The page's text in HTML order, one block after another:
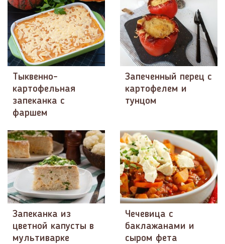
Тыквенно-
картофельная
запеканка с
фаршем
Запеченный перец с
картофелем и
тунцом
Запеканка из
цветной капусты в
мультиварке
Чечевица с
баклажанами и
сыром фета